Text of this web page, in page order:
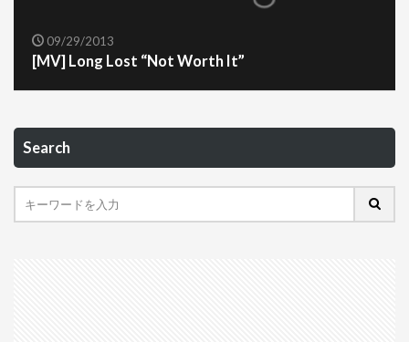
09/29/2013
[MV] Long Lost “Not Worth It”
Search